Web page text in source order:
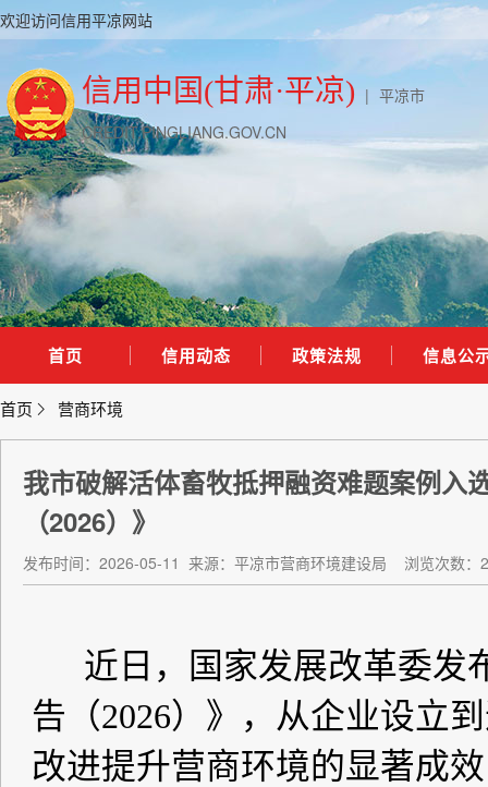
欢迎访问信用平凉网站
信用中国(甘肃·平凉) | 平凉市
CREDIT.PINGLIANG.GOV.CN
首页 信用动态 政策法规 信息公
首页 营商环境
我市破解活体畜牧抵押融资难题案例入
（2026）》
发布时间：2026-05-11 来源：平凉市营商环境建设局 浏览次数：